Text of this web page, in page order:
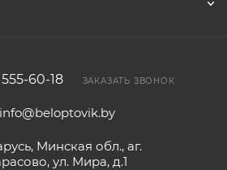
60-18 ЗАКАЗАТЬ ЗВОНОК
info@beloptovik.by
Минская обл., аг.
ул. Мира, д.1